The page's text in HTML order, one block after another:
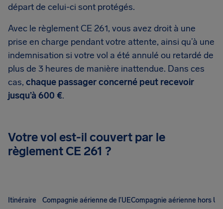
départ de celui-ci sont protégés.
Avec le règlement CE 261, vous avez droit à une
prise en charge pendant votre attente, ainsi qu’à une
indemnisation si votre vol a été annulé ou retardé de
plus de 3 heures de manière inattendue. Dans ces
cas, chaque passager concerné peut recevoir
jusqu’à 600 €.
Votre vol est-il couvert par le
règlement CE 261 ?
Itinéraire Compagnie aérienne de l’UECompagnie aérienne hors UE